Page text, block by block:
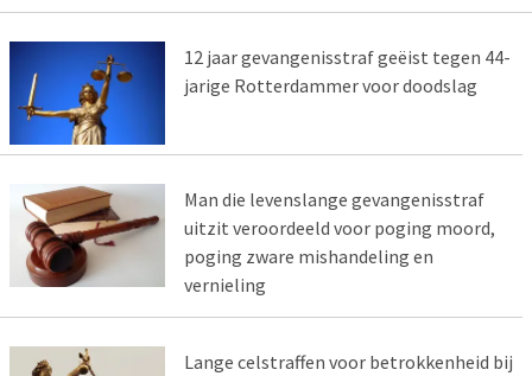
12 jaar gevangenisstraf geëist tegen 44-
jarige Rotterdammer voor doodslag
Man die levenslange gevangenisstraf
uitzit veroordeeld voor poging moord,
poging zware mishandeling en
vernieling
Lange celstraffen voor betrokkenheid bij